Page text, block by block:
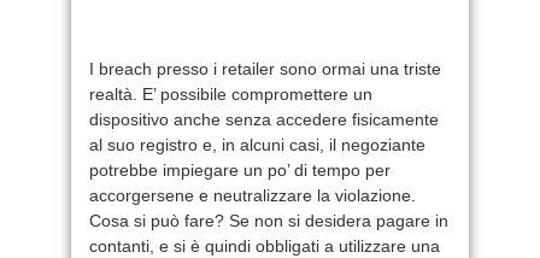
I breach presso i retailer sono ormai una triste
realtà. E’ possibile compromettere un
dispositivo anche senza accedere fisicamente
al suo registro e, in alcuni casi, il negoziante
potrebbe impiegare un po’ di tempo per
accorgersene e neutralizzare la violazione.
Cosa si può fare? Se non si desidera pagare in
contanti, e si è quindi obbligati a utilizzare una